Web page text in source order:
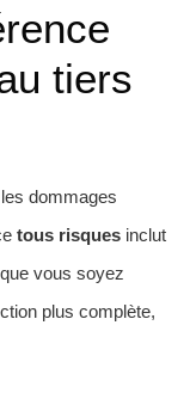
tiers
dommages
tous risques inclut
vous soyez
plus complète,